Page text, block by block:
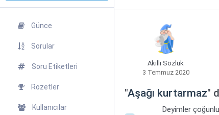
Günce
Sorular
Soru Etiketleri
Rozetler
Kullanıcılar
Akıllı Sözlük
3 Temmuz 2020
"Aşağı kurtarmaz"
Deyimler